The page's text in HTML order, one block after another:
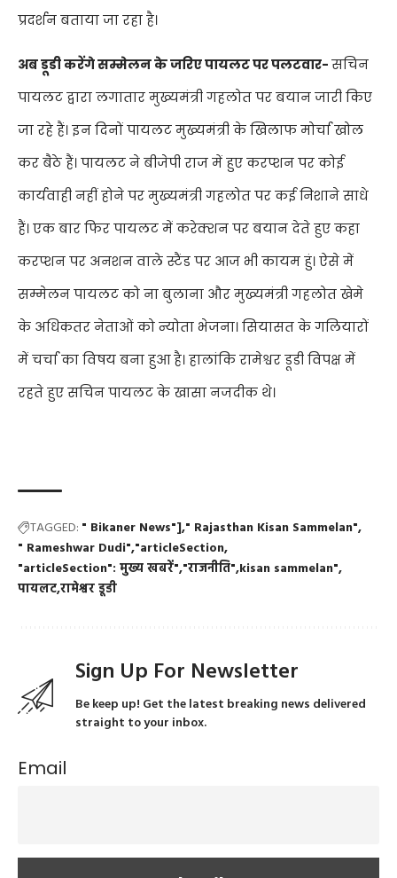
प्रदर्शन बताया जा रहा है।
अब डूडी करेंगे सम्मेलन के जरिए पायलट पर पलटवार- सचिन
पायलट द्वारा लगातार मुख्यमंत्री गहलोत पर बयान जारी किए
जा रहे हैं। इन दिनों पायलट मुख्यमंत्री के खिलाफ मोर्चा खोल
कर बैठे हैं। पायलट ने बीजेपी राज में हुए करप्शन पर कोई
कार्यवाही नहीं होने पर मुख्यमंत्री गहलोत पर कई निशाने साधे
हैं। एक बार फिर पायलट में करेक्शन पर बयान देते हुए कहा
करप्शन पर अनशन वाले स्टैंड पर आज भी कायम हुं। ऐसे में
सम्मेलन पायलट को ना बुलाना और मुख्यमंत्री गहलोत खेमे
के अधिकतर नेताओं को न्योता भेजना। सियासत के गलियारों
में चर्चा का विषय बना हुआ है। हालांकि रामेश्वर डूडी विपक्ष में
रहते हुए सचिन पायलट के खासा नजदीक थे।
TAGGED: " Bikaner News"] " Rajasthan Kisan Sammelan"
" Rameshwar Dudi" "articleSection
"articleSection": मुख्य खबरें" "राजनीति" kisan sammelan"
पायलटरामेश्वर डूडी
Sign Up For Newsletter
Be keep up! Get the latest breaking news delivered
straight to your inbox.
Email